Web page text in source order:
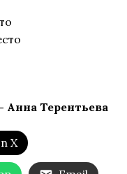
Анна Терентьева
X